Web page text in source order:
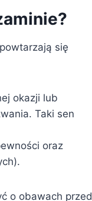
się
okazji lub
Taki sen
oraz
o obawach przed